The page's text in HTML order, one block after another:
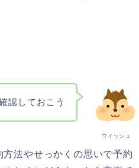
ウィッシュ
認しておこう
法やせっかくの思いで予約